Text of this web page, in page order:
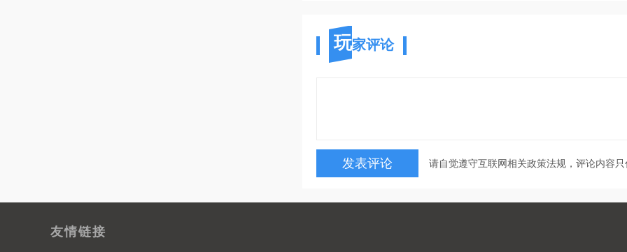
玩家评论
请自觉遵守互联网相关政策法规，评论内容
友情链接